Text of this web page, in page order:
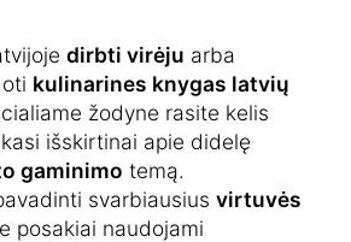
dirbti virėju arba
kulinarines knygas latvių
žodyne rasite kelis
išskirtinai apie didelę
gaminimo temą.
svarbiausius virtuvės
posakiai naudojami